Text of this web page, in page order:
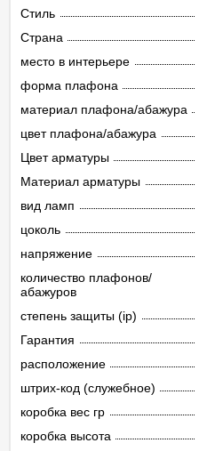
Стиль
Страна
место в интерьере
форма плафона
материал плафона/абажура
цвет плафона/абажура
Цвет арматуры
Материал арматуры
вид ламп
цоколь
напряжение
количество плафонов/
абажуров
степень защиты (ip)
Гарантия
расположение
штрих-код (служебное)
коробка вес гр
коробка высота